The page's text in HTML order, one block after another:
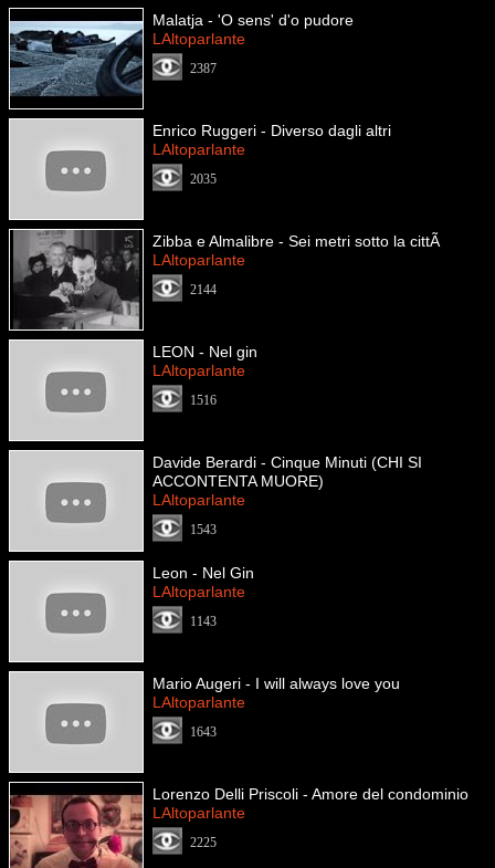
Malatja - 'O sens' d'o pudore
LAltoparlante
2387
Enrico Ruggeri - Diverso dagli altri
LAltoparlante
2035
Zibba e Almalibre - Sei metri sotto la cittÃ
LAltoparlante
2144
LEON - Nel gin
LAltoparlante
1516
Davide Berardi - Cinque Minuti (CHI SI
ACCONTENTA MUORE)
LAltoparlante
1543
Leon - Nel Gin
LAltoparlante
1143
Mario Augeri - I will always love you
LAltoparlante
1643
Lorenzo Delli Priscoli - Amore del condominio
LAltoparlante
2225